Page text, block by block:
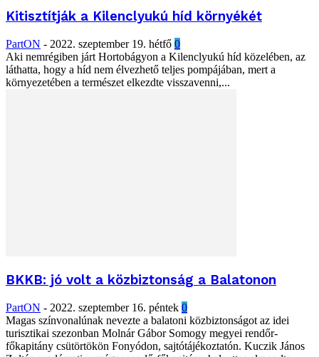
Kitisztítják a Kilenclyukú híd környékét
PartON - 2022. szeptember 19. hétfő 0
Aki nemrégiben járt Hortobágyon a Kilenclyukú híd közelében, az
láthatta, hogy a híd nem élvezhető teljes pompájában, mert a
környezetében a természet elkezdte visszavenni,...
BKKB: jó volt a közbiztonság a Balatonon
PartON - 2022. szeptember 16. péntek 0
Magas színvonalúnak nevezte a balatoni közbiztonságot az idei
turisztikai szezonban Molnár Gábor Somogy megyei rendőr-
főkapitány csütörtökön Fonyódon, sajtótájékoztatón. Kuczik János